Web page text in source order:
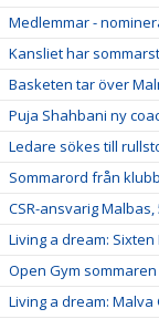
Medlemmar -
Kansliet har
Basketen tar över
Puja Shahbani ny
Ledare sökes till
Sommarord från
CSR-ansvarig Malbas,
Living a dream: Sixten
Open Gym sommaren
Living a dream: